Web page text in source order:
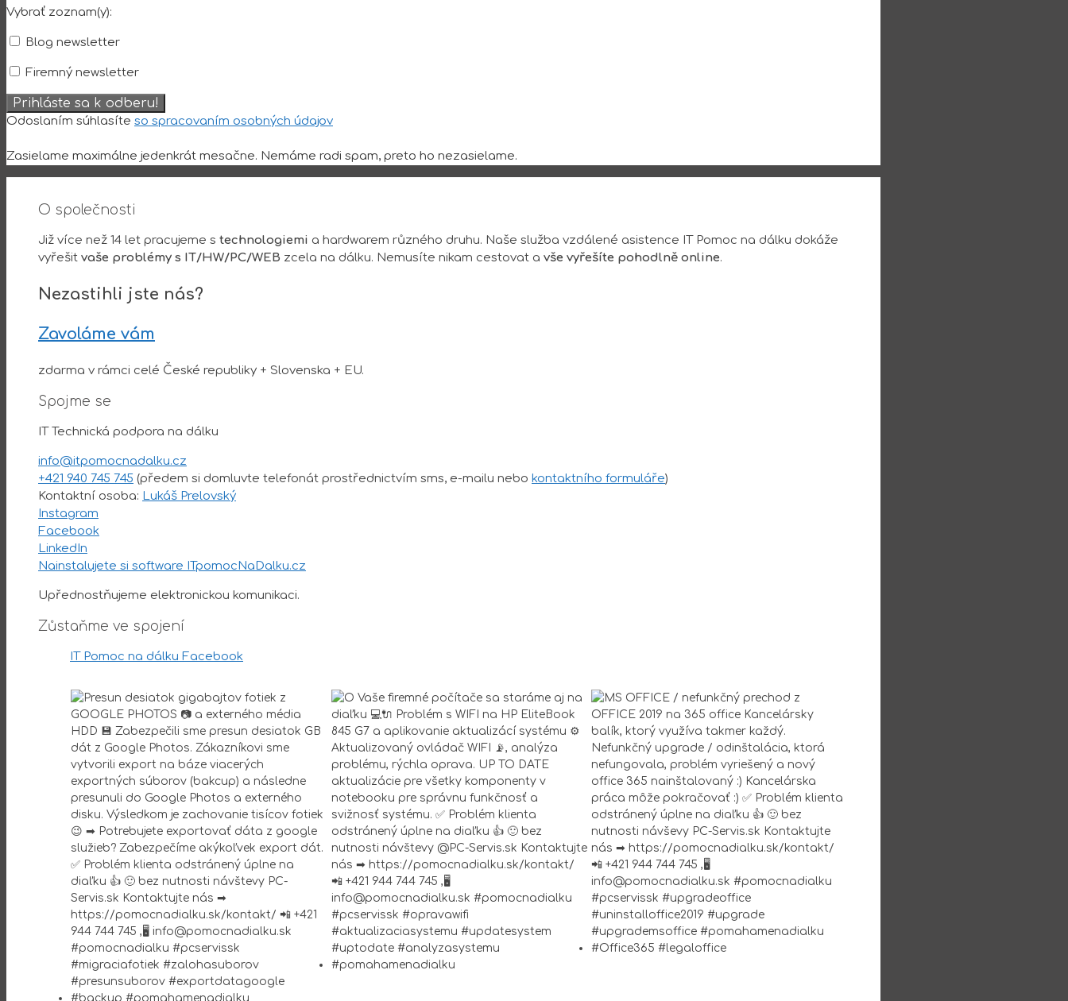
Vybrať zoznam(y):
Blog newsletter
Firemný newsletter
Odoslaním súhlasíte so spracovaním osobných údajov
Zasielame maximálne jedenkrát mesačne. Nemáme radi spam, preto ho nezasielame.
O společnosti
Již více než 14 let pracujeme s technologiemi a hardwarem různého druhu. Naše služba vzdálené asistence IT Pomoc na dálku dokáže
vyřešit vaše problémy s IT/HW/PC/WEB zcela na dálku. Nemusíte nikam cestovat a vše vyřešíte pohodlně online.
Nezastihli jste nás?
Zavoláme vám
zdarma v rámci celé České republiky + Slovenska + EU.
Spojme se
IT Technická podpora na dálku
info@itpomocnadalku.cz
+421 940 745 745 (předem si domluvte telefonát prostřednictvím sms, e-mailu nebo kontaktního formuláře)
Kontaktní osoba: Lukáš Prelovský
Instagram
Facebook
LinkedIn
Nainstalujete si software ITpomocNaDalku.cz
Upřednostňujeme elektronickou komunikaci.
Zůstaňme ve spojení
IT Pomoc na dálku Facebook